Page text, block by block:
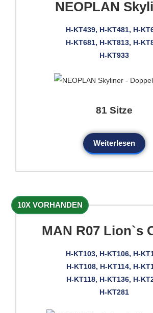
NEOPLAN
H-KT439, H-KT481, H-
H-KT681, H-KT813, H-
H-KT933
81 Sitze
Weiterlesen
10X VORHANDEN
MAN R07 Lion`s
H-KT103, H-KT106, H-
H-KT108, H-KT114, H-
H-KT118, H-KT136, H-
H-KT281